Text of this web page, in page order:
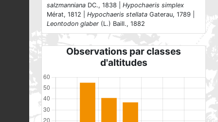
salzmanniana DC., 1838 | Hypochaeris simplex
Mérat, 1812 | Hypochaeris stellata Gaterau, 1789 |
Leontodon glaber (L.) Baill., 1882
Observations par classes
d'altitudes